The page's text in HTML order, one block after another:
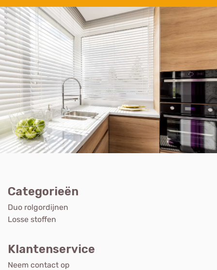
Categorieën
Duo rolgordijnen
Losse stoffen
Klantenservice
Neem contact op